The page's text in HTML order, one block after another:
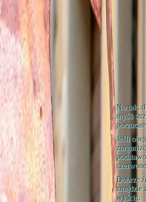
No tak,
myśli
Jeśli
Dobrze
znajdzie
wyścig.